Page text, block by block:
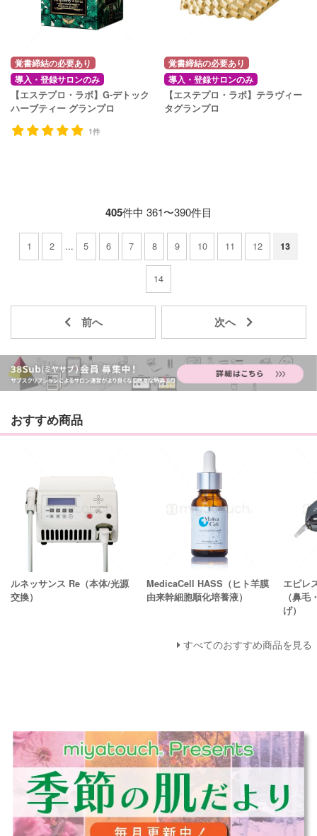
覚書締結の必要あり
導入・登録サロンのみ
【エステプロ・ラボ】G-デトック
ハーブティー グランプロ
1件
覚書締結の必要あり
導入・登録サロンのみ
【エステプロ・ラボ】テラヴィー
タグランプロ
405件中 361〜390件目
1 2 ... 5 6 7 8 9 10 11 12 13
14
おすすめ商品
ルネッサンス Re（本体/光源
交換）
MedicaCell HASS（ヒト羊膜
由来幹細胞順化培養液）
エピレ
（鼻
げ）
すべてのおすすめ商品を見る